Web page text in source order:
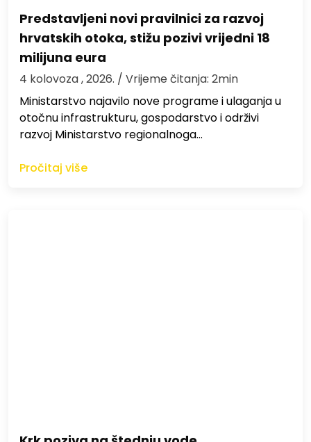
Predstavljeni novi pravilnici za razvoj
hrvatskih otoka, stižu pozivi vrijedni 18
milijuna eura
4 kolovoza , 2026. / Vrijeme čitanja: 2min
Ministarstvo najavilo nove programe i ulaganja u
otočnu infrastrukturu, gospodarstvo i održivi
razvoj Ministarstvo regionalnoga…
Pročitaj više